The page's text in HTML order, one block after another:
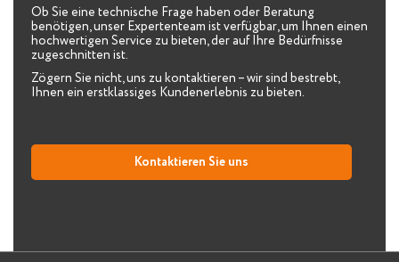
Ob Sie eine technische Frage haben oder Beratung
benötigen, unser Expertenteam ist verfügbar, um Ihnen einen
hochwertigen Service zu bieten, der auf Ihre Bedürfnisse
zugeschnitten ist.
Zögern Sie nicht, uns zu kontaktieren – wir sind bestrebt,
Ihnen ein erstklassiges Kundenerlebnis zu bieten.
Kontaktieren Sie uns